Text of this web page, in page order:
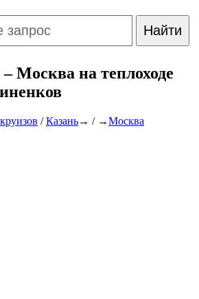
Москва на теплоходе
/Казань→ / →Москва